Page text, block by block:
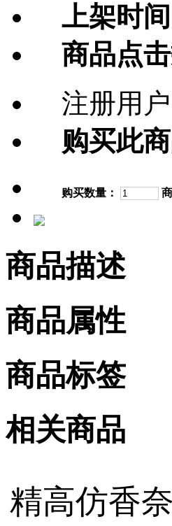
上架时间
商品点击
注册用户
购买此
购买数量：
商品描述
商品属性
商品标签
相关商品
精高仿香